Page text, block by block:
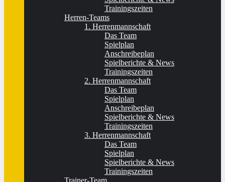
Trainingszeiten
Herren-Teams
1. Herrenmannschaft
Das Team
Spielplan
Anschreibeplan
Spielberichte & News
Trainingszeiten
2. Herrenmannschaft
Das Team
Spielplan
Anschreibeplan
Spielberichte & News
Trainingszeiten
3. Herrenmannschaft
Das Team
Spielplan
Spielberichte & News
Trainingszeiten
Trainer-Team